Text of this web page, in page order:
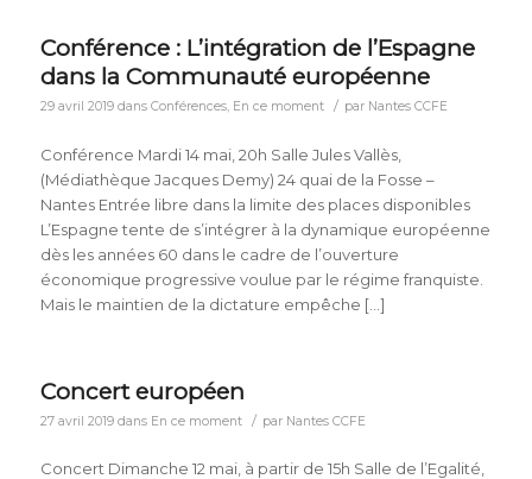
Conférence : L’intégration de l’Espagne
dans la Communauté européenne
29 avril 2019 dans Conférences, En ce moment / par Nantes CCFE
Conférence Mardi 14 mai, 20h Salle Jules Vallès,
(Médiathèque Jacques Demy) 24 quai de la Fosse –
Nantes Entrée libre dans la limite des places disponibles
L’Espagne tente de s’intégrer à la dynamique européenne
dès les années 60 dans le cadre de l’ouverture
économique progressive voulue par le régime franquiste.
Mais le maintien de la dictature empêche […]
Concert européen
27 avril 2019 dans En ce moment / par Nantes CCFE
Concert Dimanche 12 mai, à partir de 15h Salle de l’Egalité,